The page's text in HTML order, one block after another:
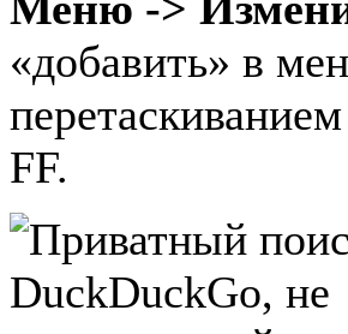
«добавить» в
FF.